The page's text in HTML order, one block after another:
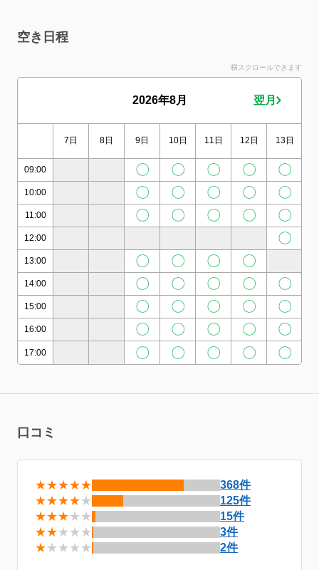
空き日程
横スクロールできます
2026年8月 翌月
7日 8日 9日 10日 11日 12日 13日
09:00 〇 〇 〇 〇 〇
10:00 〇 〇 〇 〇 〇
11:00 〇 〇 〇 〇 〇
12:00 〇
13:00 〇 〇 〇 〇
14:00 〇 〇 〇 〇 〇
15:00 〇 〇 〇 〇 〇
16:00 〇 〇 〇 〇 〇
17:00 〇 〇 〇 〇 〇
口コミ
★★★★★
368件
★★★★★
125件
★★★★★
15件
★★★★★
3件
★★★★★ 2件